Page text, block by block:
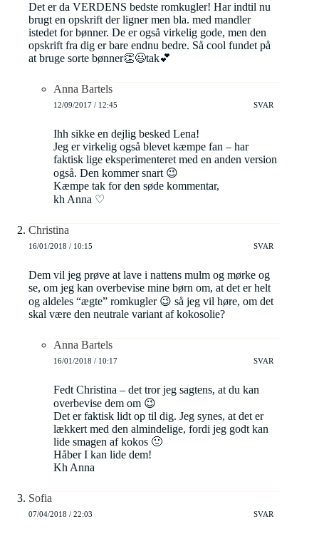
Det er da VERDENS bedste romkugler! Har indtil nu
brugt en opskrift der ligner men bla. med mandler
istedet for bønner. De er også virkelig gode, men den
opskrift fra dig er bare endnu bedre. Så cool fundet på
at bruge sorte bønner👏😃tak💕
Anna Bartels
12/09/2017 / 12:45 SVAR
Ihh sikke en dejlig besked Lena!
Jeg er virkelig også blevet kæmpe fan – har
faktisk lige eksperimenteret med en anden version
også. Den kommer snart 😉
Kæmpe tak for den søde kommentar,
kh Anna ♡
Christina
16/01/2018 / 10:15 SVAR
Dem vil jeg prøve at lave i nattens mulm og mørke og
se, om jeg kan overbevise mine børn om, at det er helt
og aldeles “ægte” romkugler 😉 så jeg vil høre, om det
skal være den neutrale variant af kokosolie?
Anna Bartels
16/01/2018 / 10:17 SVAR
Fedt Christina – det tror jeg sagtens, at du kan
overbevise dem om 😉
Det er faktisk lidt op til dig. Jeg synes, at det er
lækkert med den almindelige, fordi jeg godt kan
lide smagen af kokos 🙂
Håber I kan lide dem!
Kh Anna
Sofia
07/04/2018 / 22:03 SVAR